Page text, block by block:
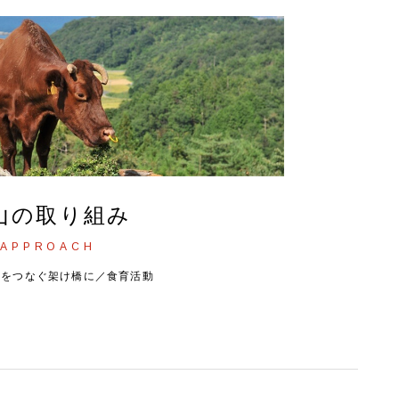
の取り組み
APPROACH
つなぐ架け橋に／食育活動